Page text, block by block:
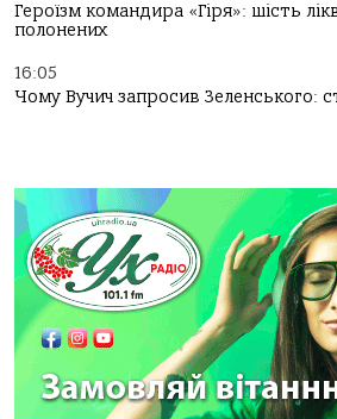
Героїзм командира «Гіря»: шість
полонених
16:05
Чому Вучич запросив Зеленського: